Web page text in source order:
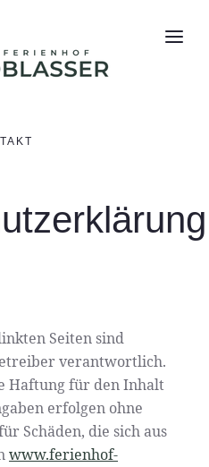
Seiten sind
verantwortlich.
Haftung für den Inhalt
erfolgen ohne
Schäden, die sich aus
www.ferienhof-